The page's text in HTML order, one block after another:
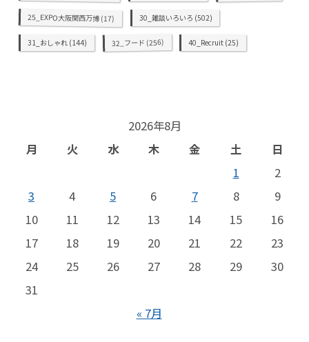
25_EXPO大阪関西万博(17) 30_雑談いろいろ (502)
31_おしゃれ (144) 32_フード (256) 40_Recruit (25)
2026年8月
月
火 水 木 金 土
日
1
2
3
4 5 6 7 8
9
10
11 12 13 14 15
16
17
18 19 20 21 22
23
24
25 26 27 28 29
30
31
« 7月